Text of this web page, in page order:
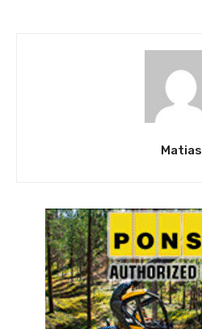
Matias